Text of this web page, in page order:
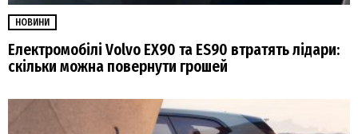
НОВИНИ
Електромобілі Volvo EX90 та ES90 втратять лідари:
скільки можна повернути грошей